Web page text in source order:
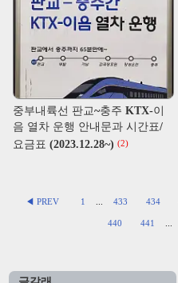
중부내륙선 판교~충주 KTX-이
음 열차 운행 안내문과 시간표/
요금표 (2023.12.28~)(2)
◀ PREV 1 433 434
440 441